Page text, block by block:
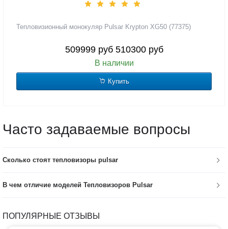
Тепловизионный монокуляр Pulsar Krypton XG50 (77375)
509999 руб 510300 руб
В наличии
Купить
Часто задаваемые вопросы
Сколько стоят тепловизоры pulsar
В чем отличие моделей Тепловизоров Pulsar
ПОПУЛЯРНЫЕ ОТЗЫВЫ